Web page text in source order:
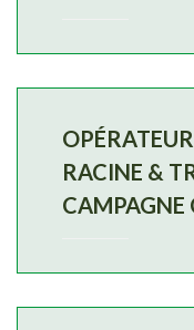
RACINE &
CAMPAGNE